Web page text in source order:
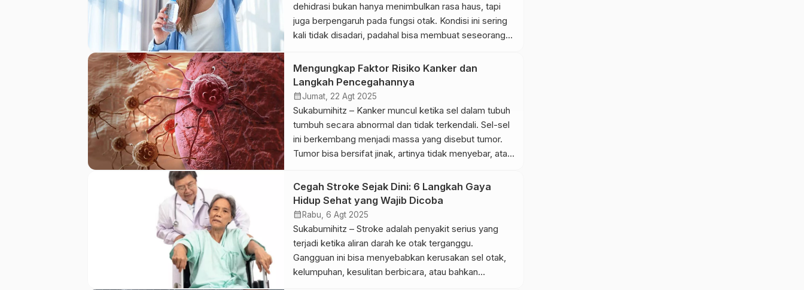
dehidrasi bukan hanya menimbulkan rasa haus, tapi
juga berpengaruh pada fungsi otak. Kondisi ini sering
kali tidak disadari, padahal bisa membuat seseorang
produktivitas. Air dan Peran Pentingnya untuk Otak
Otak manusia sebagian besar terdiri dari air. Cairan ini
membantu menghantarkan sinyal saraf, menjaga […]
Mengungkap Faktor Risiko Kanker dan
Langkah Pencegahannya
calendar_monthJumat, 22 Agt 2025
Sukabumihitz – Kanker muncul ketika sel dalam tubuh
tumbuh secara abnormal dan tidak terkendali. Sel-sel
ini berkembang menjadi massa yang disebut tumor.
Tumor bisa bersifat jinak, artinya tidak menyebar, atau
ini bisa menyerang hampir semua organ dan jaringan,
mulai dari payudara, paru-paru, usus, hingga kulit.
World Health […]
Cegah Stroke Sejak Dini: 6 Langkah Gaya
Hidup Sehat yang Wajib Dicoba
calendar_month Rabu, 6 Agt 2025
Sukabumihitz – Stroke adalah penyakit serius yang
terjadi ketika aliran darah ke otak terganggu.
Gangguan ini bisa menyebabkan kerusakan sel otak,
kelumpuhan, kesulitan berbicara, atau bahkan